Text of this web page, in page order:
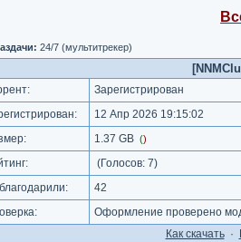
24/7 (мультитрекер)
Зарегистрирован
12 Апр 2026 19:15:02
1.37 GB ()
(Голосов: 7)
42
Оформление проверено
Как cкачать·